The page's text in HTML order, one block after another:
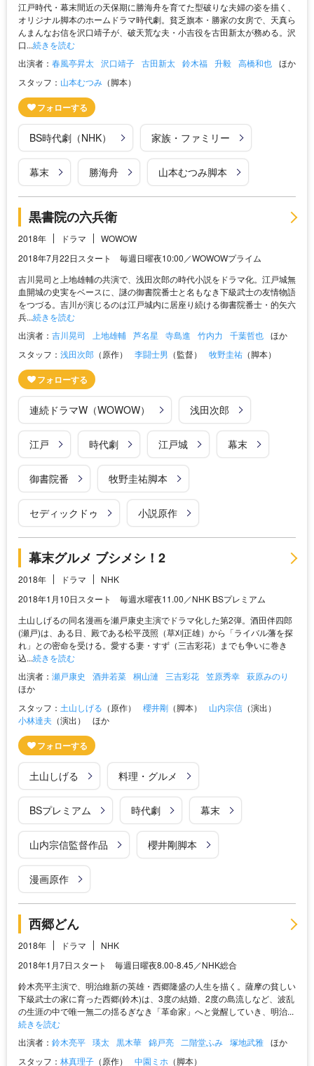
江戸時代・幕末間近の天保期に勝海舟を育てた型破りな夫婦の姿を描く、
オリジナル脚本のホームドラマ時代劇。貧乏旗本・勝家の女房で、天真ら
んまんなお信を沢口靖子が、破天荒な夫・小吉役を古田新太が務める。沢
口...続きを読む
出演者： 春風亭昇太 沢口靖子 古田新太 鈴木福 升毅 高橋和也 ほか
スタッフ： 山本むつみ （脚本）
BS時代劇（NHK） 家族・ファミリー
幕末 勝海舟 山本むつみ脚本
黒書院の六兵衛
2018年 ドラマ
WOWOW
2018年7月22日スタート 毎週日曜夜10:00／WOWOWプライム
吉川晃司と上地雄輔の共演で、浅田次郎の時代小説をドラマ化。江戸城無
血開城の史実をベースに、謎の御書院番士と名もなき下級武士の友情物語
をつづる。吉川が演じるのは江戸城内に居座り続ける御書院番士・的矢六
兵...続きを読む
出演者： 吉川晃司 上地雄輔 芦名星 寺島進 竹内力 千葉哲也 ほか
スタッフ： 浅田次郎 （原作） 李闘士男 （監督） 牧野圭祐 （脚本）
連続ドラマW（WOWOW） 浅田次郎
江戸 時代劇 江戸城 幕末
御書院番 牧野圭祐脚本
セディックドゥ 小説原作
幕末グルメ ブシメシ！2
2018年 ドラマ
NHK
2018年1月10日スタート 毎週水曜夜11.00／NHK BSプレミアム
土山しげるの同名漫画を瀬戸康史主演でドラマ化した第2弾。酒田伴四郎
(瀬戸)は、ある日、殿である松平茂照（草刈正雄）から「ライバル藩を探
れ」との密命を受ける。愛する妻・すず（三吉彩花）までも争いに巻き
込...続きを読む
出演者： 瀬戸康史 酒井若菜 桐山漣 三吉彩花 笠原秀幸 萩原みのり
ほか
スタッフ： 土山しげる （原作） 櫻井剛 （脚本） 山内宗信 （演出）
小林達夫 （演出） ほか
土山しげる 料理・グルメ
BSプレミアム 時代劇 幕末
山内宗信監督作品 櫻井剛脚本
漫画原作
西郷どん
2018年 ドラマ
NHK
2018年1月7日スタート 毎週日曜夜8.00-8.45／NHK総合
鈴木亮平主演で、明治維新の英雄・西郷隆盛の人生を描く。薩摩の貧しい
下級武士の家に育った西郷(鈴木)は、3度の結婚、2度の島流しなど、波乱
の生涯の中で唯一無二の揺るぎなき「革命家」へと覚醒していき、明治...
続きを読む
出演者： 鈴木亮平 瑛太 黒木華 錦戸亮 二階堂ふみ 塚地武雅 ほか
スタッフ： 林真理子 （原作） 中園ミホ （脚本）